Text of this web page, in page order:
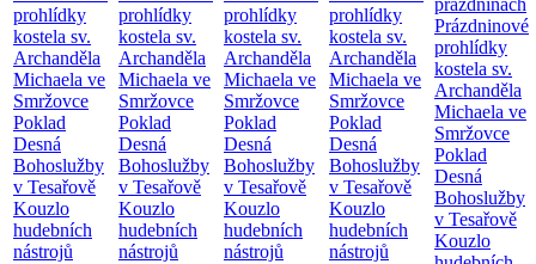
prohlídky
kostela sv.
Archanděla
Michaela ve
Smržovce
Poklad
Desná
Bohoslužby
v Tesařově
Kouzlo
hudebních
nástrojů
prohlídky
kostela sv.
Archanděla
Michaela ve
Smržovce
Poklad
Desná
Bohoslužby
v Tesařově
Kouzlo
hudebních
nástrojů
prohlídky
kostela sv.
Archanděla
Michaela ve
Smržovce
Poklad
Desná
Bohoslužby
v Tesařově
Kouzlo
hudebních
nástrojů
prohlídky
kostela sv.
Archanděla
Michaela ve
Smržovce
Poklad
Desná
Bohoslužby
v Tesařově
Kouzlo
hudebních
nástrojů
prázdninách
Prázdninové
prohlídky
kostela sv.
Archanděla
Michaela ve
Smržovce
Poklad
Desná
Bohoslužby
v Tesařově
Kouzlo